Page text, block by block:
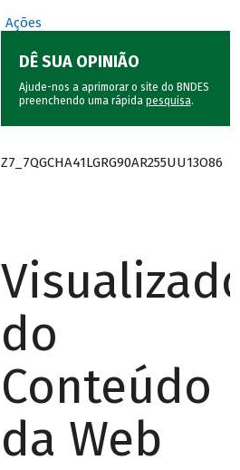
Ações
DÊ SUA OPINIÃO
Ajude-nos a aprimorar o site do BNDES
preenchendo uma rápida pesquisa.
Z7_7QGCHA41LGRG90AR255UU13O86
Visualizador
do
Conteúdo
da Web